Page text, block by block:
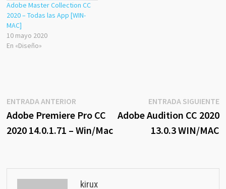
Adobe Master Collection CC
2020 – Todas las App [WIN-
MAC]
10 mayo 2020
En «Diseño»
Navegación
de
ENTRADA ANTERIOREntrada
anterior:
Adobe Premiere Pro CC
2020 14.0.1.71 – Win/Mac
ENTRADA SIGUIENTE
Adobe Audition CC 2020
13.0.3 WIN/MAC
kirux